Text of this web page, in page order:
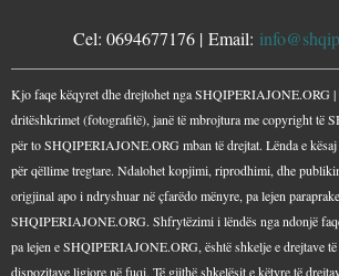
Cel: 0694677176 | Email:
Kjo faqe këqyret dhe drejtohet nga SHQIPERIAJONE.ORG |
dritëshkrimet (fotografitë), janë të mbrojtura me copyright të
për to SHQIPERIAJONE.ORG mban të drejtat. Lënda e
për qëllime tregtare. Ndalohet kopjimi, riprodhimi, dhe
origjinal apo i ndryshuar në çfarëdo mënyre, pa lejen
SHQIPERIAJONE.ORG. Shfrytëzimi i lëndës nga ndonjë
pa lejen e SHQIPERIAJONE.ORG, është shkelje e drejtave
dispozitave ligjore në fuqi. Të gjithë shkelësit e këtyre të